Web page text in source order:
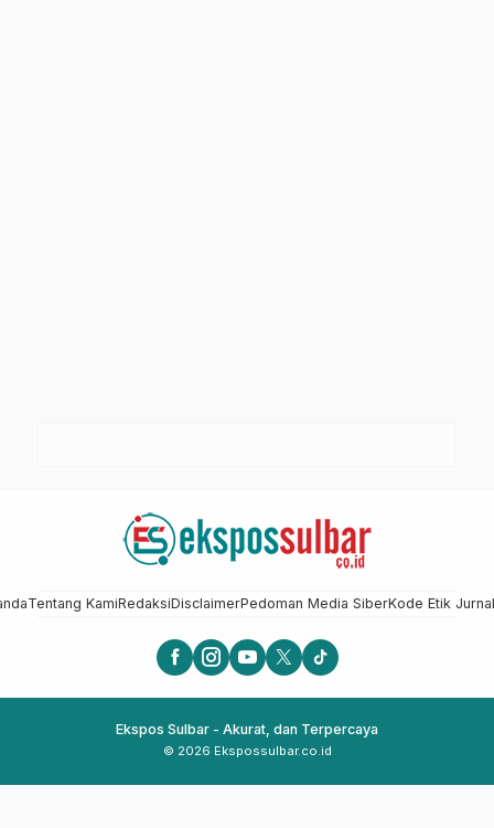
Tentang KamiRedaksiDisclaimerPedoman Media SiberKode Etik
Ekspos Sulbar - Akurat, dan Terpercaya
© 2026 Ekspossulbar.co.id